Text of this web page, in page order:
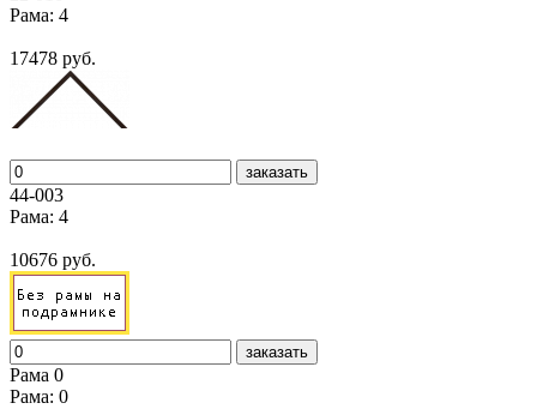
Рама: 4
17478 руб.
заказать
44-003
Рама: 4
10676 руб.
заказать
Рама 0
Рама: 0